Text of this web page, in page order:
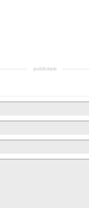
publicitate